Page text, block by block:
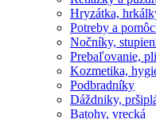
Hryzátka,
Potreby a
Nočníky,
Prebaľovanie,
Kozmetika,
Podbradníky
Dáždniky,
Batohy, vrecká